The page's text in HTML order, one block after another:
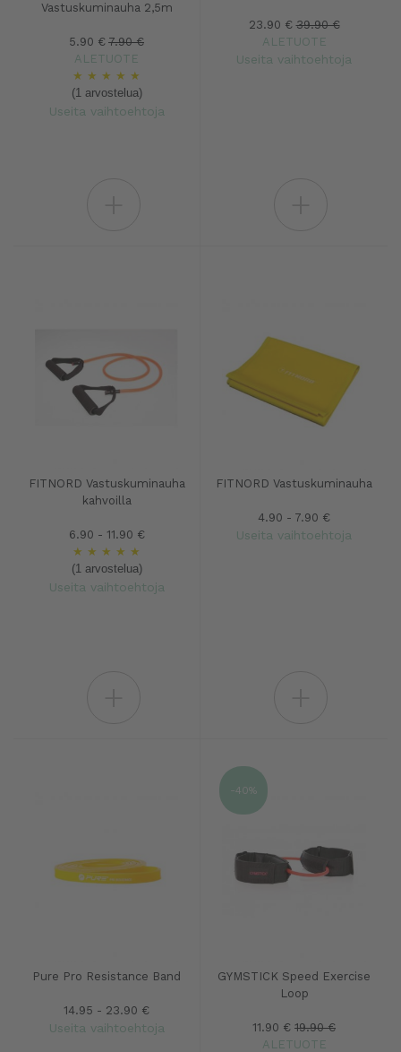
Vastuskuminauha 2,5m
5.90 € 7.90 €
ALETUOTE
★ ★ ★ ★ ★
(1 arvostelua)
Useita vaihtoehtoja
23.90 € 39.90 €
ALETUOTE
Useita vaihtoehtoja
FITNORD Vastuskuminauha
kahvoilla
6.90 - 11.90 €
★ ★ ★ ★ ★
(1 arvostelua)
Useita vaihtoehtoja
FITNORD Vastuskuminauha
4.90 - 7.90 €
Useita vaihtoehtoja
Pure Pro Resistance Band
14.95 - 23.90 €
Useita vaihtoehtoja
GYMSTICK Speed Exercise
Loop
11.90 € 19.90 €
ALETUOTE
-40%